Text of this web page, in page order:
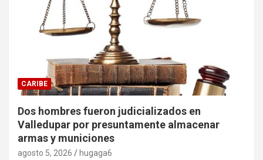
CARIBE
Dos hombres fueron judicializados en
Valledupar por presuntamente almacenar
armas y municiones
agosto 5, 2026 hugaga6